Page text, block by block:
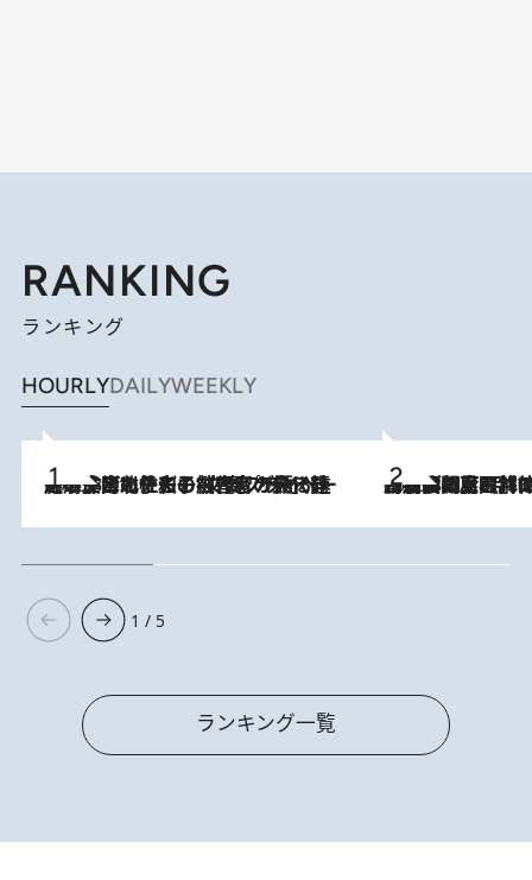
RANKING
ランキング
HOURLYDAILYWEEKLY
2026.8.3
《「文士の子ども被害者の会」発足！》阿川佐和子（72）が語る遠藤周作に北杜夫、劇作家・矢代静一の子どもたちの“文豪プライベート事件簿” 2026.8.8
「最後に見られてよかった」上野動物園の東園パンダ舎が解体前に特別公開。8月16日まで延長されたパネル展と共に辿る“半世紀”のパンダ飼育《解体工事の図面あり》
1 / 5
ランキング一覧